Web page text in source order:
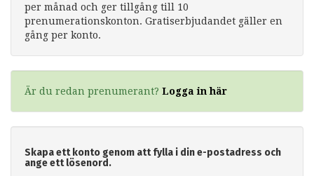
per månad och ger tillgång till 10
prenumerationskonton. Gratiserbjudandet gäller en
gång per konto.
Är du redan prenumerant? Logga in här
Skapa ett konto genom att fylla i din e-postadress och
ange ett lösenord.